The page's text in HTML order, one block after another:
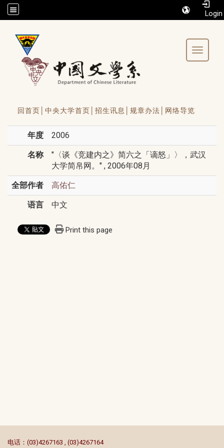
/accesskey"" title="Toolbar">:::
Toggle
回首页│ 中央大学首页│ 招生讯息│ 规章办法│ 网络导览
年度 2006
名称
"〈谈《竞建内之》简六之「谪怒」〉，武汉
大学简帛网。" , 2006年08月
全部作者 高佑仁
语言 中文
Print this page
电话：(03)4267163 , (03)4267164